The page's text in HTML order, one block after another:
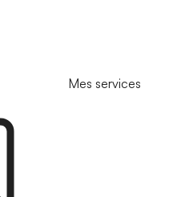
Mes services